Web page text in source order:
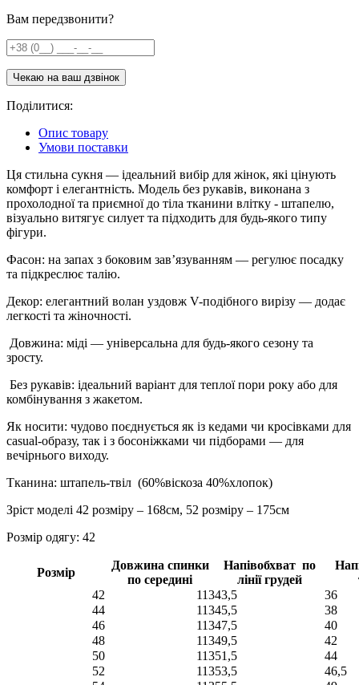
Вам передзвонити?
Поділитися:
Опис товару
Умови поставки
Ця стильна сукня — ідеальний вибір для жінок, які цінують
комфорт і елегантність. Модель без рукавів, виконана з
прохолодної та приємної до тіла тканини влітку - штапелю,
візуально витягує силует та підходить для будь-якого типу
фігури.
Фасон: на запах з боковим зав’язуванням — регулює посадку
та підкреслює талію.
Декор: елегантний волан уздовж V-подібного вирізу — додає
легкості та жіночності.
Довжина: міді — універсальна для будь-якого сезону та
зросту.
Без рукавів: ідеальний варіант для теплої пори року або для
комбінування з жакетом.
Як носити: чудово поєднується як із кедами чи кросівками для
casual-образу, так і з босоніжками чи підборами — для
вечірнього виходу.
Тканина: штапель-твіл (60%віскоза 40%хлопок)
Зріст моделі 42 розміру – 168см, 52 розміру – 175см
Розмір одягу: 42
Розмір
Довжина спинки
по середині
Напівобхват по
лінії грудей
42
11343,5
36
44
11345,5
38
46
11347,5
40
48
11349,5
42
50
11351,5
44
52
11353,5
46,5